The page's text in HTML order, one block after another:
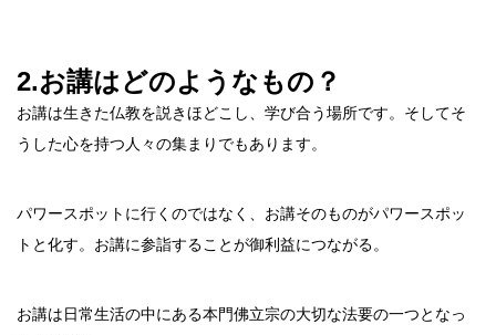
2.お講はどのようなもの？
お講は生きた仏教を説きほどこし、学び合う場所です。そしてそ
うした心を持つ人々の集まりでもあります。
パワースポットに行くのではなく、お講そのものがパワースポッ
トと化す。お講に参詣することが御利益につながる。
お講は日常生活の中にある本門佛立宗の大切な法要の一つとなっ